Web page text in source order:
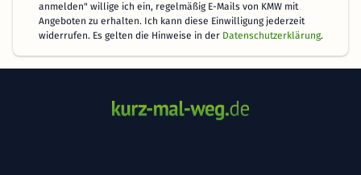
anmelden" willige ich ein, regelmäßig E-Mails von KMW mit
Angeboten zu erhalten. Ich kann diese Einwilligung jederzeit
widerrufen. Es gelten die Hinweise in der Datenschutzerklärung.